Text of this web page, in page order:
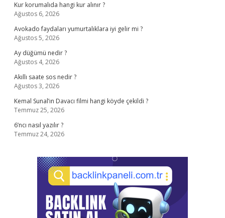
Kur korumalıda hangi kur alınır ?
Ağustos 6, 2026
Avokado faydaları yumurtalıklara iyi gelir mi ?
Ağustos 5, 2026
Ay düğümü nedir ?
Ağustos 4, 2026
Akıllı saate sos nedir ?
Ağustos 3, 2026
Kemal Sunal’ın Davacı filmi hangi köyde çekildi ?
Temmuz 25, 2026
6’ncı nasıl yazılır ?
Temmuz 24, 2026